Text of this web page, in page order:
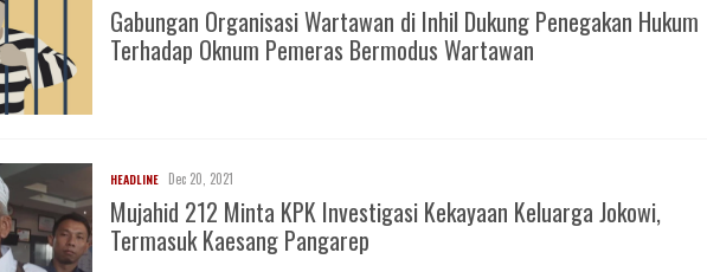
Gabungan Organisasi Wartawan di Inhil Dukung Penegakan Hukum
Terhadap Oknum Pemeras Bermodus Wartawan
HEADLINE Dec 20, 2021
Mujahid 212 Minta KPK Investigasi Kekayaan Keluarga Jokowi,
Termasuk Kaesang Pangarep